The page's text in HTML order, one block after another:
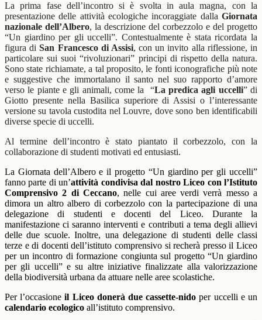
La prima fase dell’incontro si è svolta in aula magna, con la
presentazione delle attività ecologiche incoraggiate dalla Giornata
nazionale dell’Albero, la descrizione del corbezzolo e del progetto
“Un giardino per gli uccelli”. Contestualmente è stata ricordata la
figura diSan Francesco di Assisi, con un invito alla riflessione, in
particolare sui suoi “rivoluzionari” principi di rispetto della natura.
Sono state richiamate, a tal proposito, le fonti iconografiche più note
e suggestive che immortalano il santo nel suo rapporto d’amore
verso le piante e gli animali, come la
“La predica agli uccelli” di
Giotto presente nella Basilica superiore di Assisi o l’interessante
versione su tavola custodita nel Louvre, dove sono ben identificabili
diverse specie di uccelli.
Al termine dell’incontro è stato piantato il corbezzolo, con la
collaborazione di studenti motivati ed entusiasti.
La Giornata dell’Albero e il progetto “Un giardino per gli uccelli”
fanno parte di un’attività condivisa dal nostro Liceo con l’Istituto
Comprensivo 2 di Ceccano, nelle cui aree verdi verrà messo a
dimora un altro albero di corbezzolo con la partecipazione di una
delegazione di studenti e docenti del Liceo. Durante la
manifestazione ci saranno interventi e contributi a tema degli allievi
delle due scuole. Inoltre, una delegazione di studenti delle classi
terze e di docenti dell’istituto comprensivo si recherà presso il Liceo
per un incontro di formazione congiunta sul progetto “Un giardino
per gli uccelli” e su altre iniziative finalizzate alla valorizzazione
della biodiversità urbana da attuare nelle aree scolastiche.
Per l’occasioneil Liceo donerà due cassette-nido per uccelli e un
calendario ecologico all’istituto comprensivo.